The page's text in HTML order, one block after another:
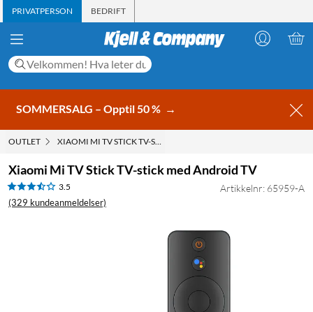
PRIVATPERSON BEDRIFT
SOMMERSALG – Opptil 50 % →
OUTLET XIAOMI MI TV STICK TV-STICK MED ANDROID TV
Xiaomi Mi TV Stick TV-stick med Android TV
3.5
(329 kundeanmeldelser)
Artikkelnr: 65959-A